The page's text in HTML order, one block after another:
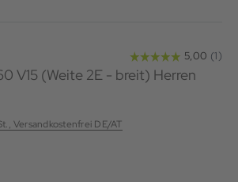
V15 (Weite 2E - breit) Herren
Versandkostenfrei DE/AT